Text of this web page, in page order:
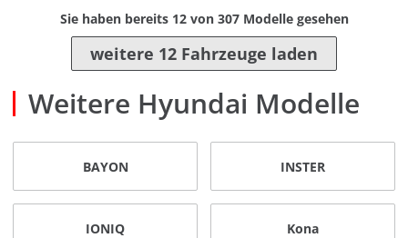
Sie haben bereits 12von 307Modelle gesehen
weitere 12 Fahrzeuge laden
Weitere Hyundai Modelle
BAYON INSTER
IONIQ Kona